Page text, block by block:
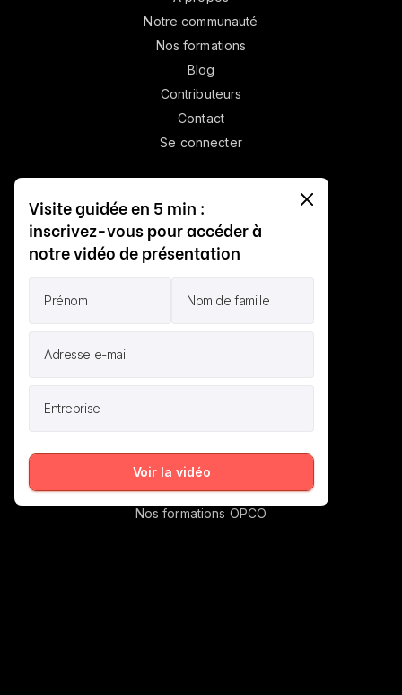
Notre communauté
Nos formations
Blog
Contributeurs
Contact
Se connecter
Relation avec la C-suite
Community led growth
Board & Marketing
Mentions légales
Informations Handicap
Nos formations OPCO
Visite guidée en 5 min :
inscrivez-vous pour accéder à
notre vidéo de présentation
Voir la vidéo